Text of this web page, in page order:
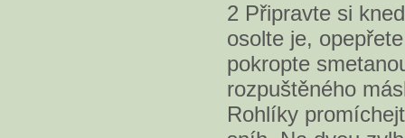
2 Připravte si
osolte je,
pokropte
rozpuštěného
Rohlíky